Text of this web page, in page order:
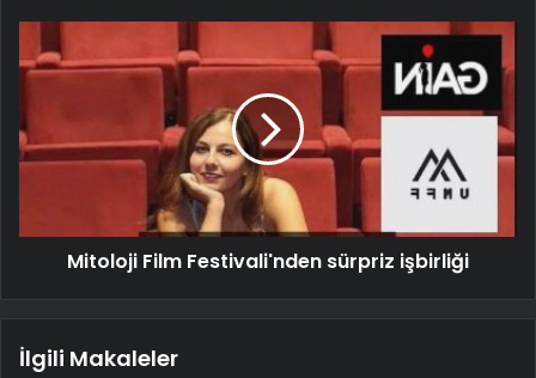
Mitoloji Film Festivali'nden sürpriz işbirliği
İlgili Makaleler